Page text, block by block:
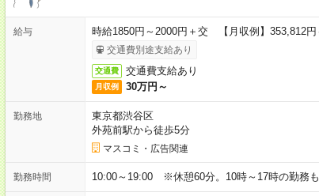
給与 時給1850円～2000円＋交 【月収例】353,812
交通費別途支給あり
交通費 交通費支給あり
月収例 30万円～
勤務地
東京都渋谷区
外苑前駅から徒歩5分
マスコミ・広告関連
勤務時間 10:00～19:00 ※休憩60分。10時～17時の勤務も